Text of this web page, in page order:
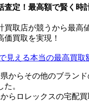
査定！ 最高額で賢く時
買取店が競うから最高
価買取を実現！
見える本当の最高買取
からその他のブラン
。
らロレックスの宅配